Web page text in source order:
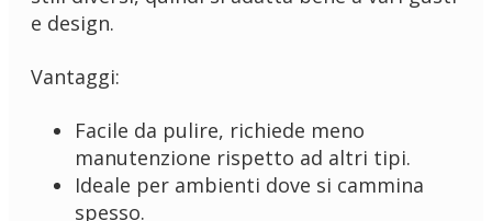
e design.
Vantaggi:
Facile da pulire, richiede meno
manutenzione rispetto ad altri tipi.
Ideale per ambienti dove si cammina
spesso.